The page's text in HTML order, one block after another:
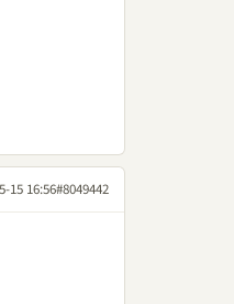
15 16:56#8049442